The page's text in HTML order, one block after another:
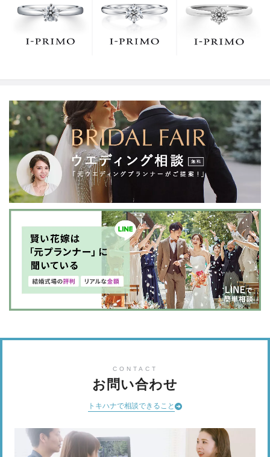
でお待ちしております。リング選びの最初の一歩をご一
緒に。まずは、アイプリモへ。
CONTACT
お問い合わせ
トキハナで相談できること